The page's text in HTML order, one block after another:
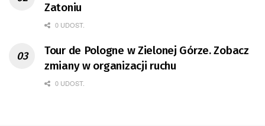
Zatoniu
0 UDOST.
Tour de Pologne w Zielonej Górze. Zobacz
zmiany w organizacji ruchu
0 UDOST.